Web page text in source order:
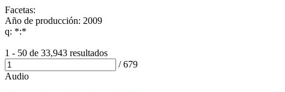
Facetas:
Año de producción: 2009
q: *:*
1 - 50 de 33,943 resultados
/679
Audio